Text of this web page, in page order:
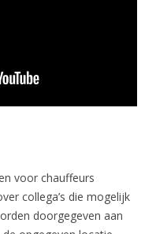
voor chauffeurs
collega’s die mogelijk
doorgegeven aan